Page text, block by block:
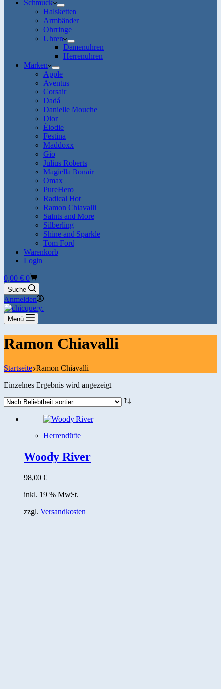
Schmuck
Halsketten
Armbänder
Ohrringe
Uhren
Damenuhren
Herrenuhren
Marken
Apple
Aventus
Corsair
Dadá
Danielle Mouche
Dior
Élodie
Festina
Maddoxx
Gio
Julius Roberts
Magiella Bonair
Omax
PureHero
Radical Hot
Ramon Chiavalli
Saints and More
Silberling
Shine and Sparkle
Tom Ford
Warenkorb
Login
Warenkorb
0,00 € 0
Suche
Anmelden
Menü
Ramon Chiavalli
Startseite Ramon Chiavalli
Einzelnes Ergebnis wird angezeigt
Herrendüfte
Woody River
98,00 €
inkl. 19 % MwSt.
zzgl. Versandkosten